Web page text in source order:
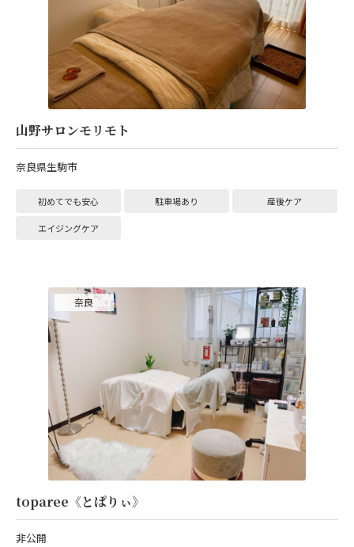
山野サロンモリモト
奈良県生駒市
初めてでも安心 駐車場あり 産後ケア
エイジングケア
奈良
toparee《とぱりぃ》
非公開